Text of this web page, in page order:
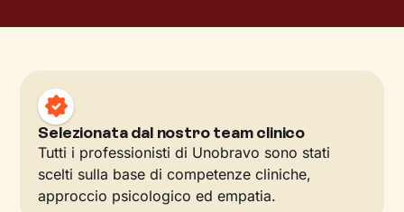
Selezionata dal nostro team clinico
Tutti i professionisti di Unobravo sono stati
scelti sulla base di competenze cliniche,
approccio psicologico ed empatia.